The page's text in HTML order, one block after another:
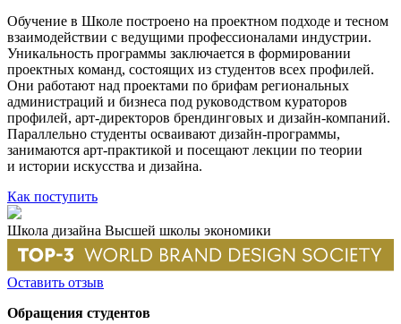
Обучение в Школе построено на проектном подходе и тесном
взаимодействии с ведущими профессионалами индустрии.
Уникальность программы заключается в формировании
проектных команд, состоящих из студентов всех профилей.
Они работают над проектами по брифам региональных
администраций и бизнеса под руководством кураторов
профилей, арт-директоров брендинговых и дизайн-компаний.
Параллельно студенты осваивают дизайн-программы,
занимаются арт-практикой и посещают лекции по теории
и истории искусства и дизайна.
Как поступить
Школа дизайна Высшей школы экономики
Оставить отзыв
Обращения студентов